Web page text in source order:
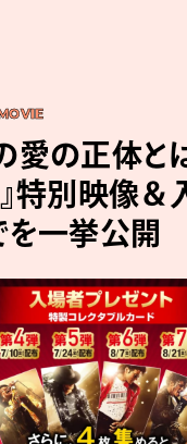
愛の正体と
特別映像
一挙公開